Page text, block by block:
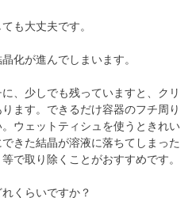
も大丈夫です。
化が進んでしまいます。
、少しでも残っていますと、クリ
ます。できるだけ容器のフチ周り
ウェットティシュを使うときれい
きた結晶が溶液に落ちてしまった
で取り除くことがおすすめです。
くらいですか？